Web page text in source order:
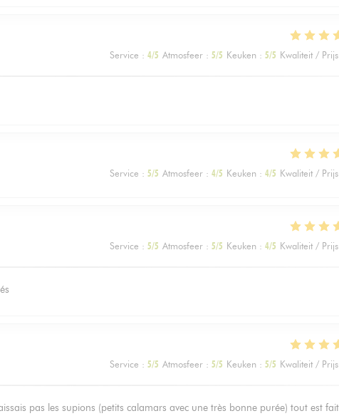
Service : 4/5 Atmosfeer : 5/5 Keuken : 5/5 Kwaliteit / Prijs
Service : 5/5 Atmosfeer : 4/5 Keuken : 4/5 Kwaliteit / Prijs
Service : 5/5 Atmosfeer : 5/5 Keuken : 4/5 Kwaliteit / Prijs
Service : 5/5 Atmosfeer : 5/5 Keuken : 5/5 Kwaliteit / Prijs
pas les supions (petits calamars avec une très bonne purée) tout est fait